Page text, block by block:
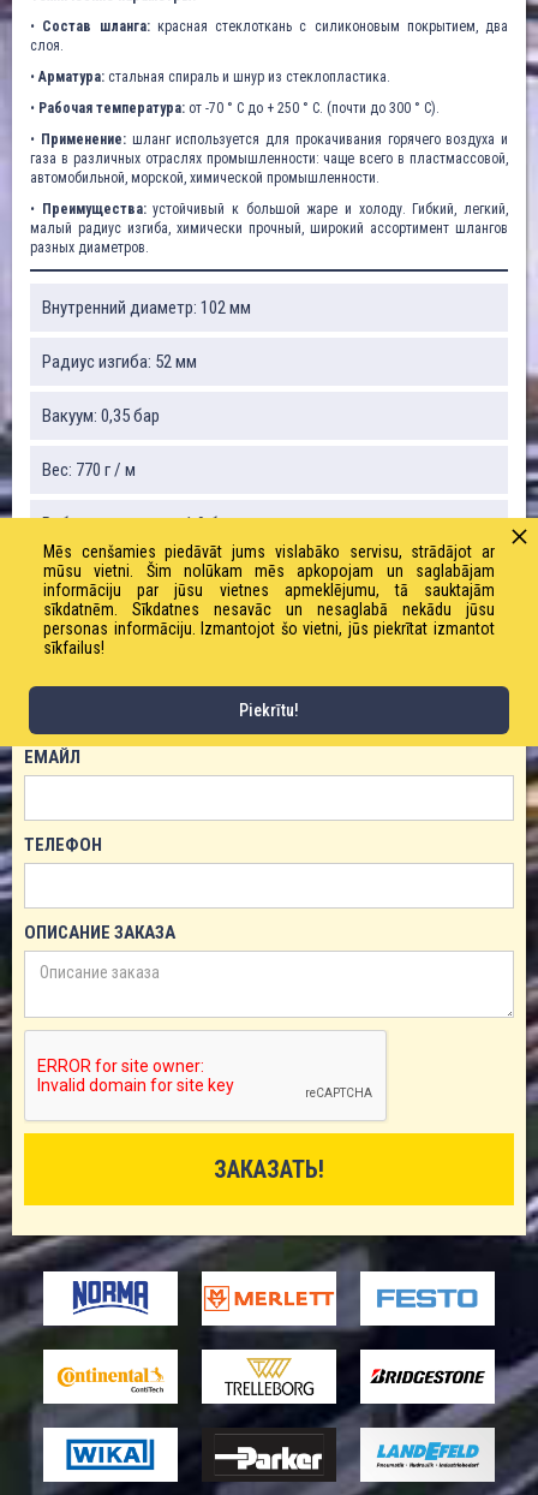
• Состав шланга: красная стеклоткань с силиконовым покрытием, два
слоя.
•Арматура: стальная спираль и шнур из стеклопластика.
• Рабочая температура: от -70 ° C до + 250 ° C. (почти до 300 ° C).
• Применение:шланг используется для прокачивания горячего воздуха и
газа в различных отраслях промышленности: чаще всего в пластмассовой,
автомобильной, морской, химической промышленности.
• Преимущества:устойчивый к большой жаре и холоду. Гибкий, легкий,
малый радиус изгиба, химически прочный, широкий ассортимент шлангов
разных диаметров.
Внутренний диаметр: 102 мм
Радиус изгиба: 52 мм
Вакуум: 0,35 бар
Вес: 770 г / м
Рабочее давление: 1,9 бар
ЗАКАЗАТЬ ТОВАР!
ЕМАЙЛ
ТЕЛЕФОН
ОПИСАНИЕ ЗАКАЗА
Mēs cenšamies piedāvāt jums vislabāko servisu, strādājot ar
mūsu vietni. Šim nolūkam mēs apkopojam un saglabājam
informāciju par jūsu vietnes apmeklējumu, tā sauktajām
sīkdatnēm. Sīkdatnes nesavāc un nesaglabā nekādu jūsu
personas informāciju. Izmantojot šo vietni, jūs piekrītat izmantot
sīkfailus!
Piekrītu!